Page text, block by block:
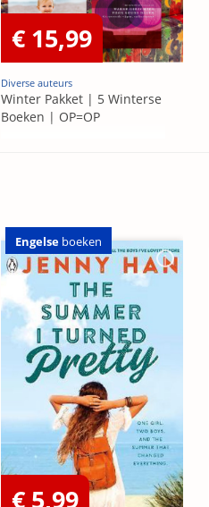
€ 15,99
Diverse auteurs
Winter Pakket | 5 Winterse
Boeken | OP=OP
Engelse boeken
€ 5,99